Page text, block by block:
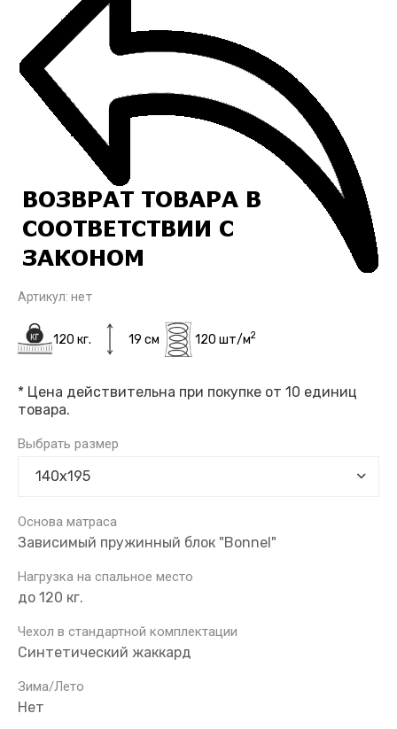
Артикул: нет
120 кг. 19 см 120 шт/м2
* Цена действительна при покупке от 10 единиц
товара.
Выбрать размер
Основа матраса
Зависимый пружинный блок "Bonnel"
Нагрузка на спальное место
до 120 кг.
Чехол в стандартной комплектации
Синтетический жаккард
Зима/Лето
Нет